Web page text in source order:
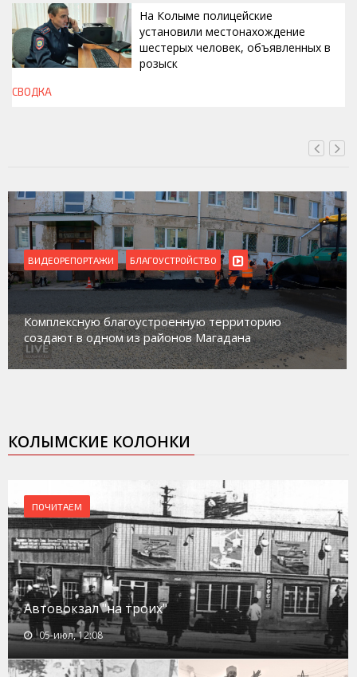
СЕГОДНЯ, 13:00
На Колыме полицейские
установили местонахождение
шестерых человек, объявленных в
розыск
СВОДКА
ВИДЕОРЕПОРТАЖИ
Магадан присоединился к пилотному проекту по
работе с несовершеннолетними из групп
социального риска «Переправа»
КОЛЫМСКИЕ КОЛОНКИ
ПОЧИТАЕМ
Автовокзал "на троих"
05-июл, 12:08